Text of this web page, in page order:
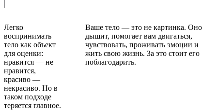
Легко
воспринимать
тело как объект
для оценки:
нравится — не
нравится,
красиво —
некрасиво. Но в
таком подходе
теряется главное.
Ваше тело — это не картинка. Оно
дышит, помогает вам двигаться,
чувствовать, проживать эмоции и
жить свою жизнь. За это стоит его
поблагодарить.